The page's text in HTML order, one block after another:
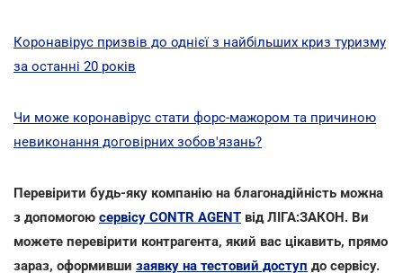
Коронавірус призвів до однієї з найбільших криз туризму
за останні 20 років
Чи може коронавірус стати форс-мажором та причиною
невиконання договірних зобов'язань?
Перевірити будь-яку компанію на благонадійність можна
з допомогою сервісу CONTR AGENT від ЛІГА:ЗАКОН. Ви
можете перевірити контрагента, який вас цікавить, прямо
зараз, оформивши заявку на тестовий доступ до сервісу.